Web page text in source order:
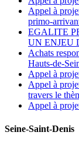
Appel à
primo-
EGALITE
UN ENJEU
Achats
Hauts-de-
Appel à
Appel à
travers le
Appel à
Seine-Saint-Denis